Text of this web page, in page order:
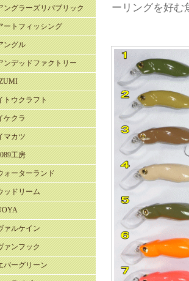
ングラーズリパブリック
ートフィッシング
ングル
ンデッドファクトリー
トウクラフト
ケクラ
マカツ
工房
ォーターランド
ッドリーム
ァルケイン
ァンフック
バーグリーン
ーリングを好む